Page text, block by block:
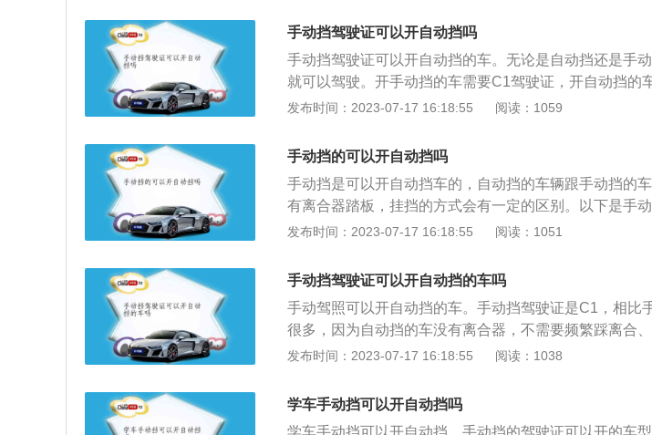
还要负法律责任。C照类型如下：1、C1牌其准驾车型是
汽车,C2、低速载货汽车C3和三轮汽车C4。小型汽车指
吨、核载包括驾驶员不超过9人、车长6米以下的汽车。
就不可以用C1驾照开，比如迈巴赫那种车长超过6米的
自动挡小型汽车是使用自动变速器的车型，在考场上可
大，但实际上大部分C1驾照的人都在开自动挡的车。3、
常见，最具代表的就是五菱双排小卡车。按照相关规定
于70公里/小时，最大总质量小于等于4.5吨，长度小于等
倒是有不少，比如摩根三轮车等等。
手动挡驾驶证可以开自动挡吗
手动挡驾驶证可以开自动挡的车。无论是自动挡还是手
就可以驾驶。开手动挡的车需要C1驾驶证，开自动挡的
1是指准驾小型、微型载客汽车和轻型、微型载货汽车以
小型、微型自动挡载客汽车以及轻型、微型自动挡载货
因此，手动挡驾驶证可以开自动挡的车。虽然手动挡的
但是要注意，如果持有的是自动挡的驾驶证是不可以开
说，只有C1可以驾驶C2的自动挡小型汽车，但是C2驾照
C1的手动挡小型汽车的。因为自动挡的驾驶证是只可以
降挡的。
发布时间：2023-07-17 16:18:55 阅读：1059
手动挡的可以开自动挡吗
手动挡是可以开自动挡车的，自动挡的车辆跟手动挡的
有离合器踏板，挂挡的方式会有一定的区别。以下是手
1、换挡不同。手动档和自动档的驾驶肯定是不同，手动
和自动挡最大的区别。2、起步不同。起步的时候手动挡
刹车，然后挂上一档后丢下刹车和离合慢慢启动，自动
D档后给油门即可起步，手动挡会存在熄火的情况。3、
停车的时候需要同时踩下离合和刹车，然后减速停车，
档的则无需更多的操作，只需要踩刹车到停止，然后挂
也导致手动档要比自动档更加省油，这也是现在依旧有很
因。5、超车不同。自动档和手动档在超车时是完全不同
发布时间：2023-07-17 16:18:55 阅读：1051
手动挡驾驶证可以开自动挡的车吗
手动驾照可以开自动挡的车。手动挡驾驶证是C1，相比
很多，因为自动挡的车没有离合器，不需要频繁踩离合
油门控制车速就好。C1的驾照可以开C2和其他手动挡的
车和自动挡汽车最大的区别就是在于它的变速箱，手动
而自动挡配备的是自动变速箱，这是两者最本质的区别
发布时间：2023-07-17 16:18:55 阅读：1038
学车手动挡可以开自动挡吗